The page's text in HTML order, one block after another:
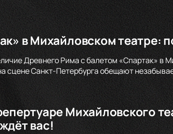
в Михайловском театре:
Древнего Рима с балетом «Спартак» в
сцене Санкт-Петербурга обещают
Михайловского
вас!